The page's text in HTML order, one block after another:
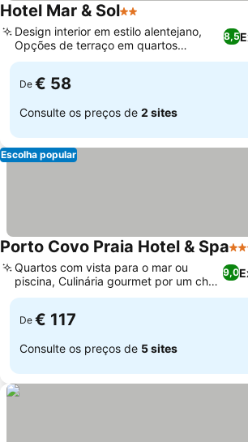
Hotel Mar & Sol2 Estrelas
8,5
Design interior em estilo alentejano,
Opções de terraço em quartos
selecionados
De € 58
Consulte os preços de 2 sites
Escolha popular
Porto Covo Praia Hotel & Spa3
9,0
Quartos com vista para o mar ou
piscina, Culinária gourmet por um chef
talentoso
De € 117
Consulte os preços de 5 sites